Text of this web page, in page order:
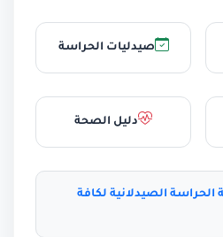
صيدليات الحراسة
دليل الصحة
الصيدلانية لكافة